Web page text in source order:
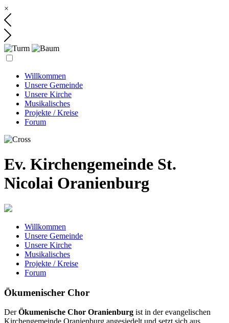
×
Willkommen
Unsere Gemeinde
Unsere Kirche
Musikalisches
Projekte / Kreise
Forum
Ev. Kirchengemeinde St.
Nicolai Oranienburg
Willkommen
Unsere Gemeinde
Unsere Kirche
Musikalisches
Projekte / Kreise
Forum
Ökumenischer Chor
DerÖkumenische Chor Oranienburg ist in der evangelischen